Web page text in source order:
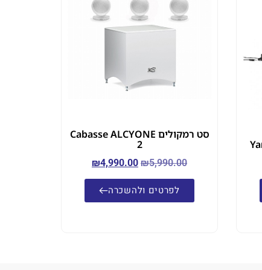
סט רמקולים Cabasse ALCYONE
2
₪5,990.00
₪4,990.00
לפרטים ולהשכרה